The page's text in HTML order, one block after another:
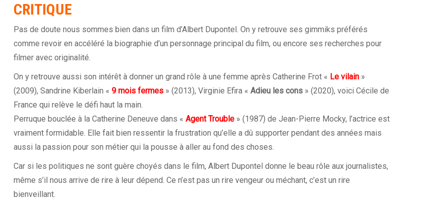
CRITIQUE
Pas de doute nous sommes bien dans un film d’Albert Dupontel. On y retrouve ses gimmiks préférés
comme revoir en accéléré la biographie d’un personnage principal du film, ou encore ses recherches pour
filmer avec originalité.
On y retrouve aussi son intérêt à donner un grand rôle à une femme après Catherine Frot « Le vilain »
(2009), Sandrine Kiberlain « 9 mois fermes » (2013), Virginie Efira « Adieu les cons » (2020), voici Cécile de
France qui relève le défi haut la main.
Perruque bouclée à la Catherine Deneuve dans « Agent Trouble » (1987) de Jean-Pierre Mocky, l’actrice est
vraiment formidable. Elle fait bien ressentir la frustration qu’elle a dû supporter pendant des années mais
aussi la passion pour son métier qui la pousse à aller au fond des choses.
Car si les politiques ne sont guère choyés dans le film, Albert Dupontel donne le beau rôle aux journalistes,
même s’il nous arrive de rire à leur dépend. Ce n’est pas un rire vengeur ou méchant, c’est un rire
bienveillant.